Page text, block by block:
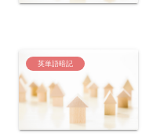
英単語暗記